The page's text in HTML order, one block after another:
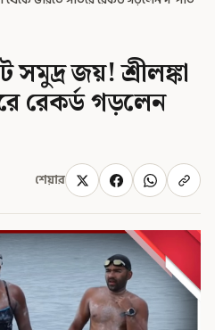
সমুদ্র জয়! শ্রীলঙ্কা
রেকর্ড গড়লেন
শেয়ার